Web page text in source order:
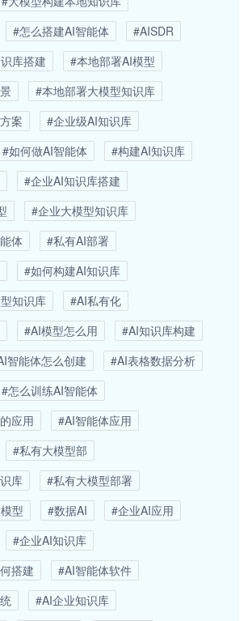
#怎么搭建AI智能体
#AISDR
库搭建
#本地部署AI模型
#本地部署大模型知识库
案
#企业级AI知识库
#如何做AI智能体
#构建AI知识库
#企业AI知识库搭建
#企业大模型知识库
体
#私有AI部署
#如何构建AI知识库
知识库
#AI私有化
#AI模型怎么用
#AI知识库构建
智能体怎么创建
#AI表格数据分析
#怎么训练AI智能体
应用
#AI智能体应用
#私有大模型部
库
#私有大模型部署
型
#数据AI
#企业AI应用
#企业AI知识库
搭建
#AI智能体软件
#AI企业知识库